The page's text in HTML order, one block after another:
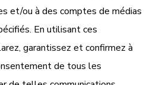
et/ou à des comptes de médias
En utilisant ces
garantissez et confirmez à
de tous les